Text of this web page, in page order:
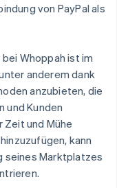
von PayPal als
Whoppah ist im
anderem dank
anzubieten, die
und Kunden
und Mühe
kann
seines Marktplatzes